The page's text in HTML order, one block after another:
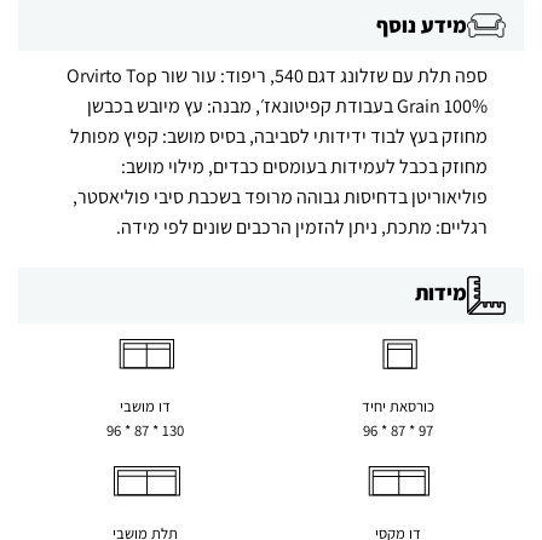
מידע נוסף
ספה תלת עם שזלונג דגם 540, ריפוד: עור שור Orvirto Top
Grain 100% בעבודת קפיטונאז׳, מבנה: עץ מיובש בכבשן
מחוזק בעץ לבוד ידידותי לסביבה, בסיס מושב: קפיץ מפותל
מחוזק בכבל לעמידות בעומסים כבדים, מילוי מושב:
פוליאוריטן בדחיסות גבוהה מרופד בשכבת סיבי פוליאסטר,
רגליים: מתכת, ניתן להזמין הרכבים שונים לפי מידה.
מידות
כורסאת יחיד
97 * 87 * 96
דו מושבי
130 * 87 * 96
דו מקסי
תלת מושבי